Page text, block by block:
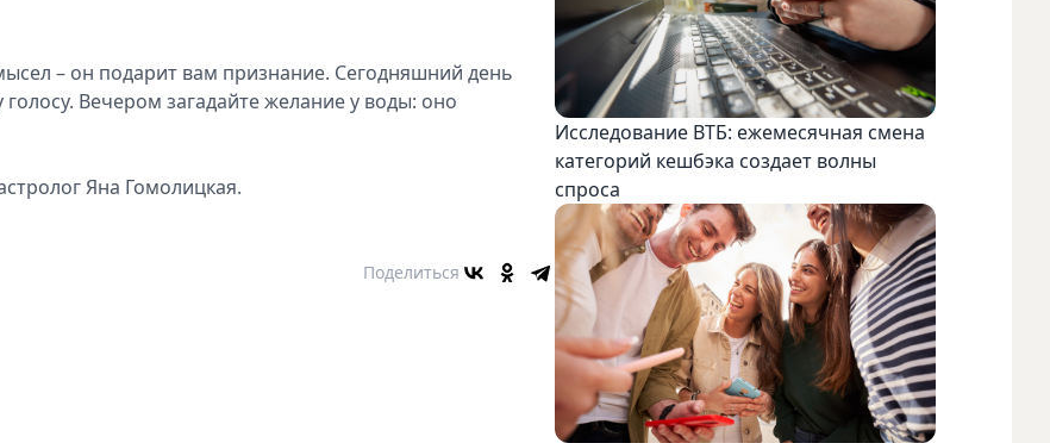
– он подарит вам признание. Сегодняшний день
Вечером загадайте желание у воды: оно
Яна Гомолицкая.
Поделиться
Исследование ВТБ: ежемесячная смена
категорий кешбэка создает волны
спроса